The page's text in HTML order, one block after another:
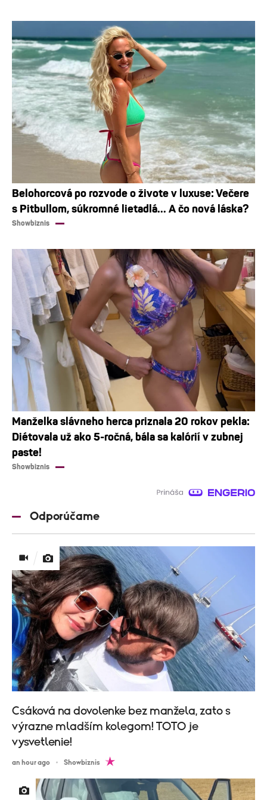
Belohorcová po rozvode o živote v luxuse: Večere
s Pitbullom, súkromné lietadlá... A čo nová láska?
Showbiznis
Manželka slávneho herca priznala 20 rokov pekla:
Diétovala už ako 5-ročná, bála sa kalórií v zubnej
paste!
Showbiznis
Odporúčame
Csáková na dovolenke bez manžela, zato s
výrazne mladším kolegom! TOTO je
vysvetlenie!
an hour ago Showbiznis